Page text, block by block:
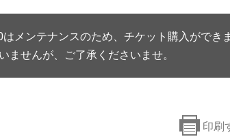
メンテナンスのため、チケット購入ができ
ませんが、ご了承くださいませ。
印刷